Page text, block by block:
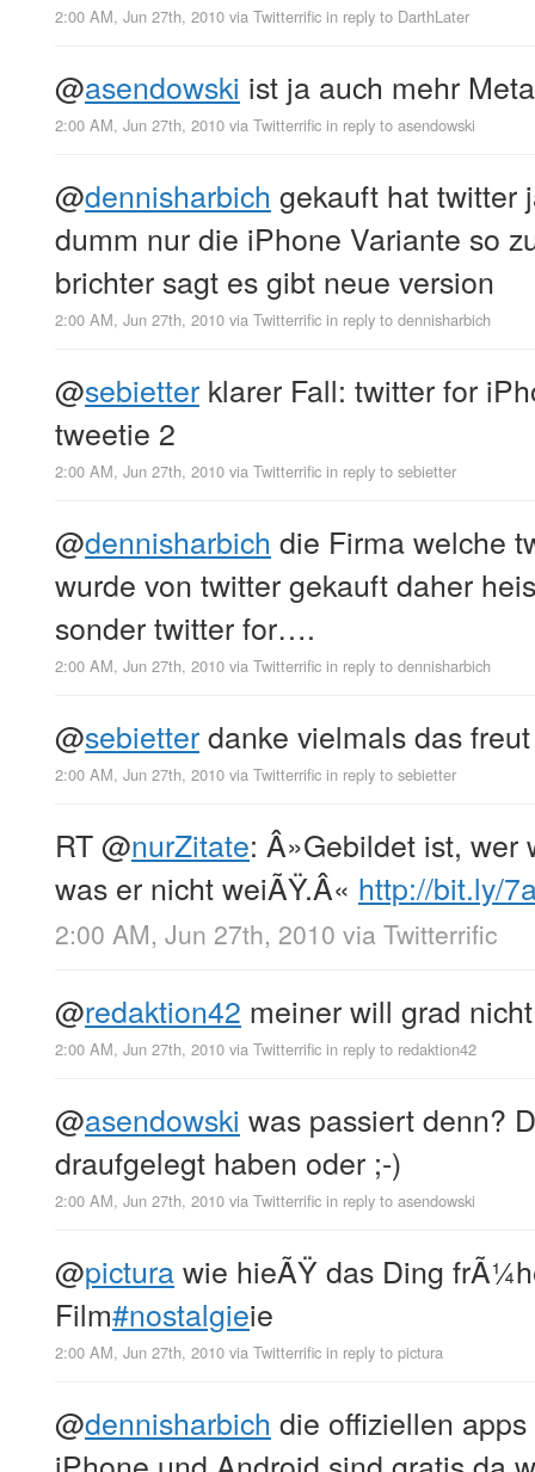
2:00 AM, Jun 27th, 2010 via Twitterrific in reply to DarthLater
@asendowski ist ja auch mehr
2:00 AM, Jun 27th, 2010 via Twitterrific in reply to asendowski
@dennisharbich gekauft hat twitter
dumm nur die iPhone Variante so
brichter sagt es gibt neue version
2:00 AM, Jun 27th, 2010 via Twitterrific in reply to dennisharbich
@sebietter klarer Fall: twitter for
tweetie 2
2:00 AM, Jun 27th, 2010 via Twitterrific in reply to sebietter
@dennisharbich die Firma welche
wurde von twitter gekauft daher
sonder twitter for….
2:00 AM, Jun 27th, 2010 via Twitterrific in reply to dennisharbich
@sebietterdanke vielmals das
2:00 AM, Jun 27th, 2010 via Twitterrific in reply to sebietter
RT@nurZitate: Â»Gebildet ist, wer
was er nicht weiÃŸ.Â« http://bit.ly/
2:00 AM, Jun 27th, 2010 via Twitterrific
@redaktion42 meiner will grad
2:00 AM, Jun 27th, 2010 via Twitterrific in reply to redaktion42
@asendowski was passiert denn?
draufgelegt haben oder ;-)
2:00 AM, Jun 27th, 2010 via Twitterrific in reply to asendowski
@picturawie hieÃŸ das Ding
Film#nostalgieie
2:00 AM, Jun 27th, 2010 via Twitterrific in reply to pictura
@dennisharbich die offiziellen